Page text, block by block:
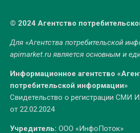
© 2024 Агентство
Для «Агентства потребительской
apimarket.ruявляется основным и
Информационное агентство
потребительской информации»
Свидетельство о регистрации
от 22.02.2024
Учредитель: ООО «ИнфоПоток»